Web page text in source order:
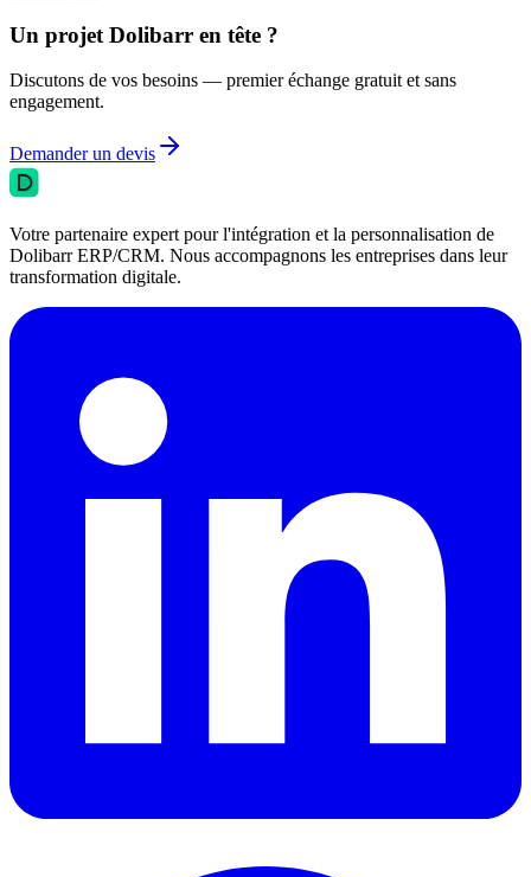
Un projet Dolibarr en tête ?
Discutons de vos besoins — premier échange gratuit et sans
engagement.
Demander un devis
Votre partenaire expert pour l'intégration et la personnalisation de
Dolibarr ERP/CRM. Nous accompagnons les entreprises dans leur
transformation digitale.